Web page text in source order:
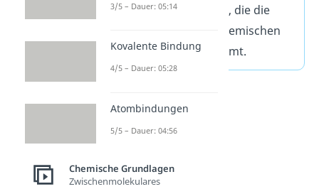
gerichtete Bindung, die die
Geometrie einer chemischen
Verbindung bestimmt.
3/5 – Dauer: 05:14
Kovalente Bindung
4/5 – Dauer: 05:28
Atombindungen
5/5 – Dauer: 04:56
Chemische Grundlagen
Zwischenmolekulares